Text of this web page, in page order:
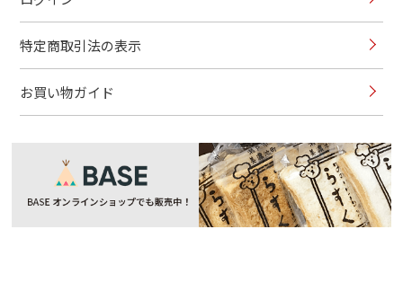
特定商取引法の表示
お買い物ガイド